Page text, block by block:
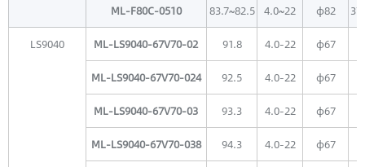
ML-F80C-0510 83.7~82.5 4.0~22 φ82
LS9040 ML-LS9040-67V70-02 91.8 4.0-22 φ67
ML-LS9040-67V70-024 92.5 4.0-22 φ67
ML-LS9040-67V70-03 93.3 4.0-22 φ67
ML-LS9040-67V70-038 94.3 4.0-22 φ67